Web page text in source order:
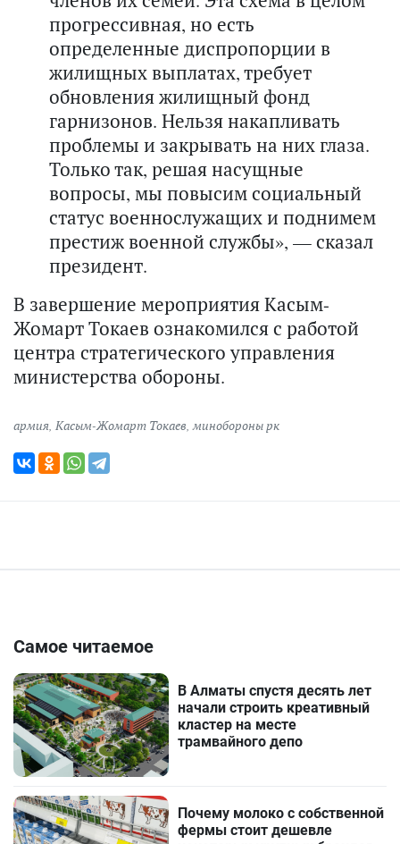
прогрессивная, но есть
определенные диспропорции в
жилищных выплатах, требует
обновления жилищный фонд
гарнизонов. Нельзя накапливать
проблемы и закрывать на них глаза.
Только так, решая насущные
вопросы, мы повысим социальный
статус военнослужащих и поднимем
престиж военной службы», — сказал
президент.
В завершение мероприятия Касым-
Жомарт Токаев ознакомился с работой
центра стратегического управления
министерства обороны.
армия, Касым-Жомарт Токаев,минобороны рк
Самое читаемое
В Алматы спустя десять лет
начали строить креативный
кластер на месте
трамвайного депо
Почему молоко с собственной
фермы стоит дешевле